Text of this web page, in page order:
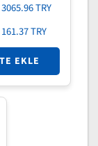
3065.96 TRY
161.37 TRY
EKLE